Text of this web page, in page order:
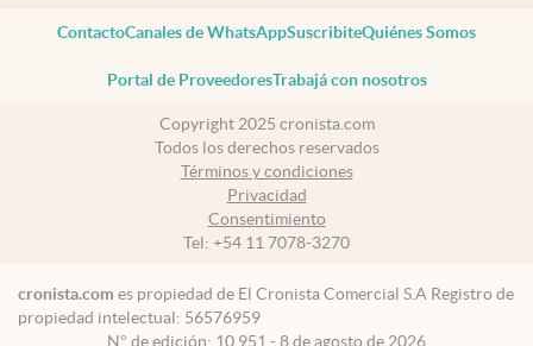
ContactoCanales de WhatsAppSuscribiteQuiénes Somos
Portal de ProveedoresTrabajá con nosotros
Copyright 2025 cronista.com
Todos los derechos reservados
Términos y condiciones
Privacidad
Consentimiento
Tel: +54 11 7078-3270
cronista.com es propiedad de El Cronista Comercial S.A Registro de
propiedad intelectual: 56576959
N° de edición: 10.951 - 8 de agosto de 2026